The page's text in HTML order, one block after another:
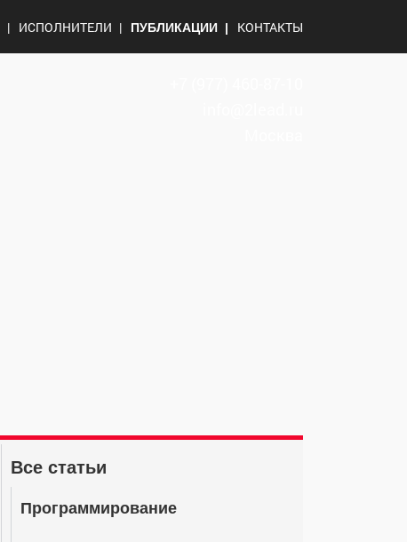
ИСПОЛНИТЕЛИ ПУБЛИКАЦИИ КОНТАКТЫ
Все статьи
Программирование